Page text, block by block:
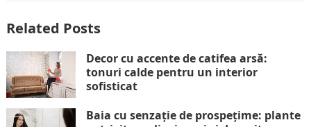
Related Posts
Decor cu accente de catifea arsă:
tonuri calde pentru un interior
sofisticat
Baia cu senzație de prospețime: plante